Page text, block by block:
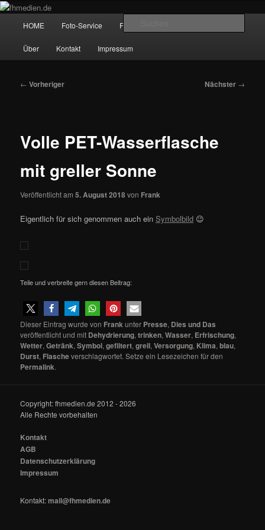
Zum
springenfhmedien.de
Wir fotografieren die Hauptstadt!
HOME Foto-Service Foto-Workshops
Über Kontakt Impressum
Beitragsnavigation
← Vorheriger Nächster →
Volle PET-Wasserflasche
mit greller Sonne
Veröffentlicht am5. August 2018von Frank
Eigentlich für sich genommen auch einSymbolbild 😉
Teile und verbreite gern diesen Beitrag:
Dieser Eintrag wurde von Frankunter Presse, Dies und Das
veröffentlicht und mit Dehydrierung,trinken,Wasser, Erfrischung,
Wetter,Getränk,Symbol,gefiltert,grell,Versorgung, Klima,blau,
Durst, Flascheverschlagwortet. Setze ein Lesezeichen für den
Permalink.
Copyright: fhmedien.de 2012 - 2026
Alle Rechte vorbehalten
Kontakt
AGB
Datenschutzerklärung
Impressum
Kontakt:mail@fhmedien.de